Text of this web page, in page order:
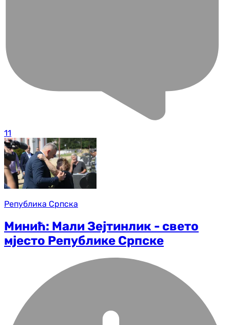
11
Република Српска
Минић: Мали Зејтинлик - свето
мјесто Републике Српске